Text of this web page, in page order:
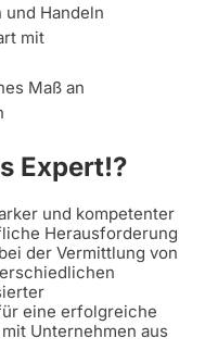
Handeln
mit
Maß an
Expert!?
und kompetenter
Herausforderung
der Vermittlung von
eine erfolgreiche
Unternehmen aus